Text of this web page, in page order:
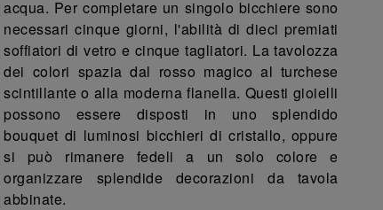
acqua. Per completare un singolo bicchiere sono
necessari cinque giorni, l'abilità di dieci premiati
soffiatori di vetro e cinque tagliatori. La tavolozza
dei colori spazia dal rosso magico al turchese
scintillante o alla moderna flanella. Questi gioielli
possono essere disposti in uno splendido
bouquet di luminosi bicchieri di cristallo, oppure
si può rimanere fedeli a un solo colore e
organizzare splendide decorazioni da tavola
abbinate.